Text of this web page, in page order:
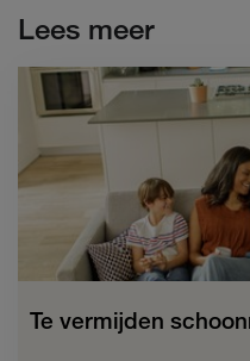
Lees meer
Te vermijden